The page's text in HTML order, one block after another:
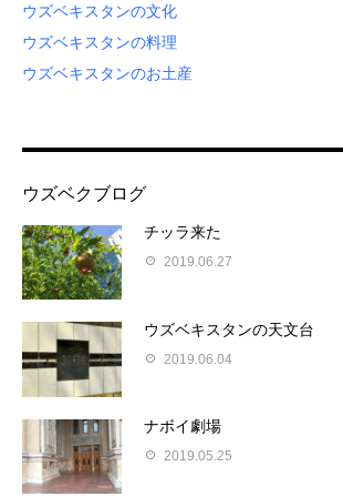
ウズベキスタンの文化
ウズベキスタンの料理
ウズベキスタンのお土産
ウズベクブログ
チッラ来た
2019.06.27
ウズベキスタンの天文台
2019.06.04
ナボイ劇場
2019.05.25